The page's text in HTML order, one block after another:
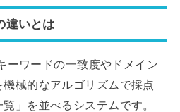
違いとは
ーワードの一致度やドメイン
械的なアルゴリズムで採点
」を並べるシステムです。